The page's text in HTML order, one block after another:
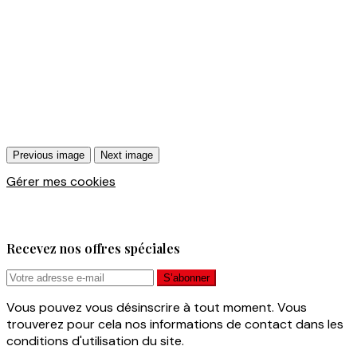
Previous image Next image
Gérer mes cookies
Recevez nos offres spéciales
Vous pouvez vous désinscrire à tout moment. Vous
trouverez pour cela nos informations de contact dans les
conditions d'utilisation du site.